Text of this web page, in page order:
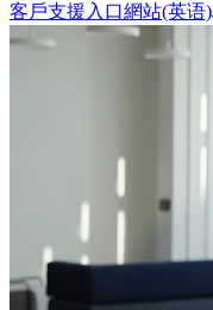
客戶支援入口網站(英语)